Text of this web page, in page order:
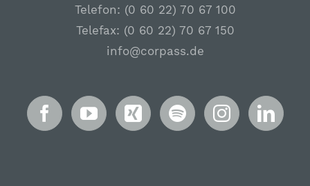
Telefon: (0 60 22) 70 67 100
Telefax: (0 60 22) 70 67 150
info@corpass.de